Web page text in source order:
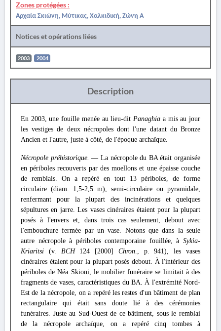
Zones protégées :
Αρχαία Σκιώνη, Μύτικας, Χαλκιδική, Ζώνη Α
Notices et opérations liées
2003 2004
Description
En 2003, une fouille menée au lieu-ditPanaghia a mis au jour
les vestiges de deux nécropoles dont l'une datant du Bronze
Ancien et l'autre, juste à côté, de l'époque archaïque.
Nécropole préhistorique. — La nécropole du BA était organisée
en périboles recouverts par des moellons et une épaisse couche
de remblais. On a repéré en tout 13 périboles, de forme
circulaire (diam. 1,5-2,5 m), semi-circulaire ou pyramidale,
renfermant pour la plupart des incinérations et quelques
sépultures en jarre. Les vases cinéraires étaient pour la plupart
posés à l'envers et, dans trois cas seulement, debout avec
l'embouchure fermée par un vase. Notons que dans la seule
autre nécropole à périboles contemporaine fouillée, à Sykia-
Kriaritsi (v. BCH124 [2000] Chron., p. 941), les vases
cinéraires étaient pour la plupart posés debout. À l'intérieur des
périboles de Néa Skioni, le mobilier funéraire se limitait à des
fragments de vases, caractéristiques du BA. À l'extrémité Nord-
Est de la nécropole, on a repéré les restes d'un bâtiment de plan
rectangulaire qui était sans doute lié à des cérémonies
funéraires. Juste au Sud-Ouest de ce bâtiment, sous le remblai
de la nécropole archaïque, on a repéré cinq tombes à